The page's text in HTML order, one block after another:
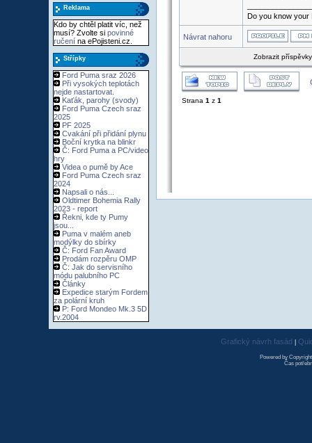
Reklama
Kdo by chtěl platit víc, než
musí? Zvolte si povinné
ručení na ePojisteni.cz.
Střípky
Ford Puma sraz 2026
Při vysokých teplotách
nejde nastartovat.
Kaťák, parohy (svody)
Ford Puma Czech sraz
2025
PF 2025
Cvakání při přidání plynu
Boční krytka na blinkr
Č: Ford Puma a PC/video
hry
Videa o pumě by Ace
Ford Puma Czech sraz
2024
Napsali o nás...
Oldtimer Bohemia Rally
2023 - report
Řekni, kde ty Pumy
jsou...
Puma v malém aneb
modýlky do sbírky
Č: Ford Fan Award
Prodám rozpěru OMP
Č: Jak do servisního
módu palubního PC
Články
Expedice starým Fordem
za polární kruh
P: Ford Mondeo Mk.3 5D
rv.2004
Do you know your
Návrat nahoru
Zobrazit
Strana 1 z 1
Grafický návrh fasád
Powered by
Čas